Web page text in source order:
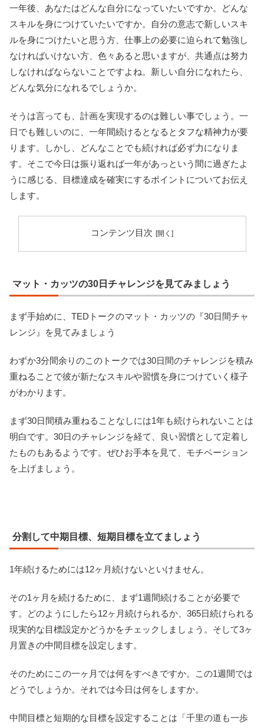
一年後、あなたはどんな自分になっていたいですか。どんな
スキルを身につけていたいですか。自分の意志で新しいスキ
ルを身につけたいと思う方、仕事上の必要に迫られて勉強し
なければいけない方、色々あると思いますが、共通点は努力
しなければならないことですよね。新しい自分になれたら、
どんな気分になれるでしょうか。
そうは言っても、計画を実現するのは難しい事でしょう。一
日でも難しいのに、一年間続けるとなるとタフな精神力が要
ります。しかし、どんなことでも続ければ必ず力になりま
す。そこで今日は振り返れば一年があっという間に過ぎたよ
うに感じる、目標達成を確実にするポイントについてお伝え
します。
コンテンツ目次
マット・カッツの30日チャレンジを見てみましょう
まず手始めに、TEDトークのマット・カッツの『30日間チャ
レンジ』を見てみましょう
わずか3分間余りのこのトークでは30日間のチャレンジを積み
重ねることで彼が新たなスキルや習慣を身につけていく様子
がわかります。
まず30日間積み重ねることなしには1年も続けられないことは
明白です。30日のチャレンジを経て、良い習慣として定着し
たものもあるようです。ぜひお手本を見て、モチベーション
を上げましょう。
分割して中期目標、短期目標を立てましょう
1年続けるためには12ヶ月続けないといけません。
その1ヶ月を続けるために、まず1週間続けることが必要で
す。どのようにしたら12ヶ月続けられるか、365日続けられる
現実的な目標設定かどうかをチェックしましょう。そして3ヶ
月置きの中間目標を設定します。
そのためにこの一ヶ月では何をすべきですか。この1週間では
どうでしょうか。それでは今日は何をしますか。
中間目標と短期的な目標を設定することは「千里の道も一歩